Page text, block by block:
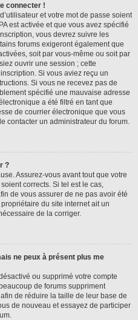
connecter !
et votre mot de passe soient
est activée et que vous avez spécifié
vous devrez suivre les
forums exigeront également que
soit par vous-même ou soit par
ouvrir une session ; cette
Si vous aviez reçu un
Si vous ne recevez pas de
spécifié une mauvaise adresse
a été filtré en tant que
de courrier électronique que vous
contacter un administrateur du forum.
?
Assurez-vous avant tout que votre
corrects. Si tel est le cas,
de vous assurer de ne pas avoir été
du site internet ait un
de la corriger.
ne peux à présent plus me
ou supprimé votre compte
de forums suppriment
de réduire la taille de leur base de
de nouveau et essayez de participer